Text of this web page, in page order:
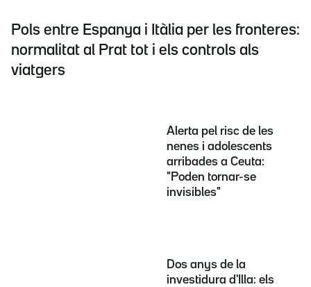
Pols entre Espanya i Itàlia per les fronteres:
normalitat al Prat tot i els controls als
viatgers
Alerta pel risc de les
nenes i adolescents
arribades a Ceuta:
"Poden tornar-se
invisibles"
Dos anys de la
investidura d'Illa: els